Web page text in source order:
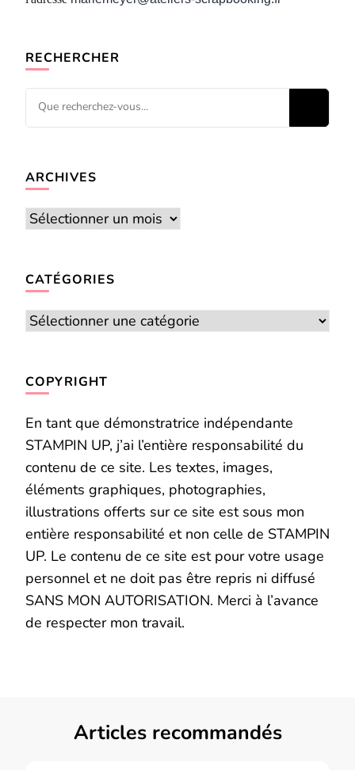
RECHERCHER
Vous
recherchiez
ARCHIVES
Archives
CATÉGORIES
Catégories
COPYRIGHT
En tant que démonstratrice indépendante
STAMPIN UP, j’ai l’entière responsabilité du
contenu de ce site. Les textes, images,
éléments graphiques, photographies,
illustrations offerts sur ce site est sous mon
entière responsabilité et non celle de STAMPIN
UP. Le contenu de ce site est pour votre usage
personnel et ne doit pas être repris ni diffusé
SANS MON AUTORISATION. Merci à l’avance
de respecter mon travail.
Articles recommandés